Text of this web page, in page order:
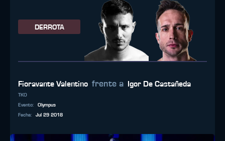
DERROTA
Fioravante Valentino frente a Igor De Castañeda
TKO
Evento:
Olympus
Fecha: Jul 29 2018